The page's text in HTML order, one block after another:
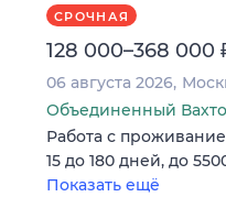
СРОЧНАЯ
128 000–368 000
06 августа 2026
Объединенный
Работа с
15 до 180 дней, до
Показать ещё